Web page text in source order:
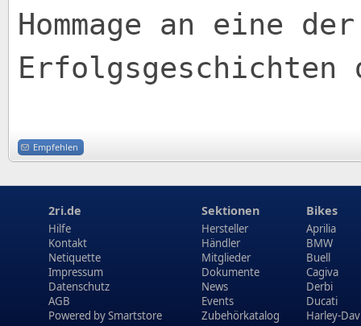
Hommage an eine
Erfolgsgeschichten
Empfehlen
2ri.de
Hilfe
Kontakt
Netiquette
Impressum
Datenschutz
AGB
Powered bySmartstore
Sektionen
Hersteller
Händler
Mitglieder
Dokumente
News
Events
Zubehörkatalog
Bikes
Aprilia
BMW
Buell
Cagiva
Derbi
Ducati
Harley-